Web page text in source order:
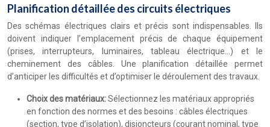
Planification détaillée des circuits électriques
Des schémas électriques clairs et précis sont indispensables. Ils
doivent indiquer l’emplacement précis de chaque équipement
(prises, interrupteurs, luminaires, tableau électrique…) et le
cheminement des câbles. Une planification détaillée permet
d’anticiper les difficultés et d’optimiser le déroulement des travaux.
Choix des matériaux:Sélectionnez les matériaux appropriés
en fonction des normes et des besoins : câbles électriques
(section, type d’isolation), disjoncteurs (courant nominal, type